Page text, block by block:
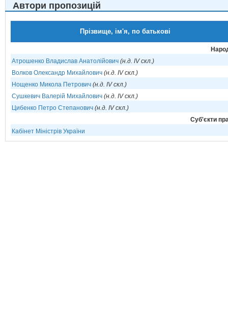
Автори пропозицій
Прізвище, ім'я, по батькові
Атрошенко Владислав Анатолійович (н.д. IV скл.)
Волков Олександр Михайлович (н.д. IV скл.)
Нощенко Микола Петрович (н.д. IV скл.)
Сушкевич Валерій Михайлович (н.д. IV скл.)
Цибенко Петро Степанович (н.д. IV скл.)
Cуб'єкти
Кабінет Міністрів України